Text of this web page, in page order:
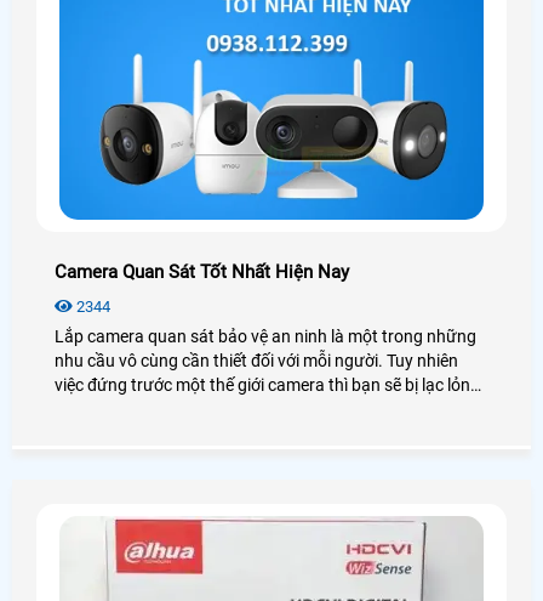
Camera Quan Sát Tốt Nhất Hiện Nay
2344
Lắp camera quan sát bảo vệ an ninh là một trong những
nhu cầu vô cùng cần thiết đối với mỗi người. Tuy nhiên
việc đứng trước một thế giới camera thì bạn sẽ bị lạc lỏng,